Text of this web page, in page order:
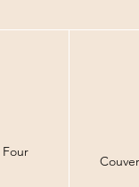
Four
Couvert